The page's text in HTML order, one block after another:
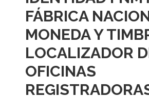
FÁBRICA
MONEDA Y
LOCALIZADOR
OFICINAS